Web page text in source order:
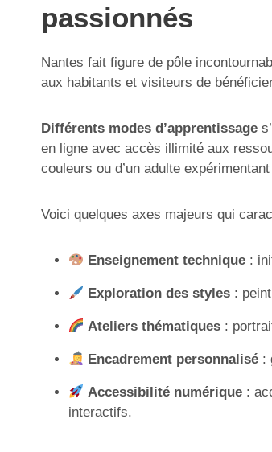
passionnés
Nantes fait figure de pôle
aux habitants et visiteurs de
Différents modes d’apprentissage
en ligne avec accès illimité aux
couleurs ou d’un adulte
Voici quelques axes majeurs qui
Enseignement technique :
Exploration des styles :
Ateliers thématiques :
Encadrement personnalisé :
Accessibilité numérique :
interactifs.